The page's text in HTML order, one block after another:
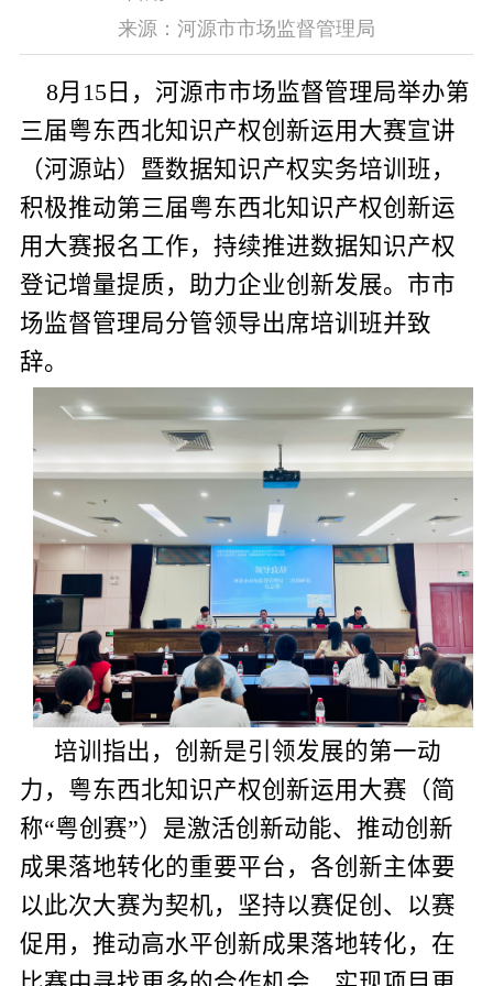
来源：河源市市场监督管理局
8月 15日， 河源市市场监督管理局举办第
三届粤东西北知识产权创新运用大赛宣讲
（河源站）暨数据知识产权实务培训班，
积极推动第三届粤东西北知识产权创新运
用大赛报名工作，持续推进数据知识产权
登记增量提质，助力企业创新发展。市市
场监督管理局分管领导出席培训班并致
辞。
培训指出，创新是引领发展的第一动
力，粤东西北知识产权创新运用大赛（简
称“粤创赛”）是激活创新动能、推动创新
成果落地转化的重要平台， 各创新主体要
以此次大赛为契机，坚持以赛促创、以赛
促用，推动高水平创新成果落地转化，在